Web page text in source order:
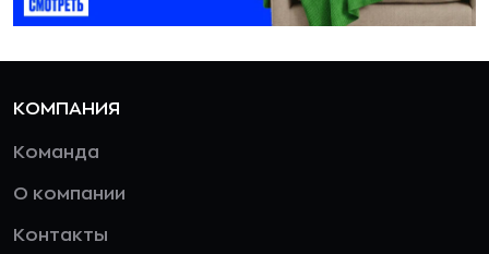
КОМПАНИЯ
Команда
О компании
Контакты